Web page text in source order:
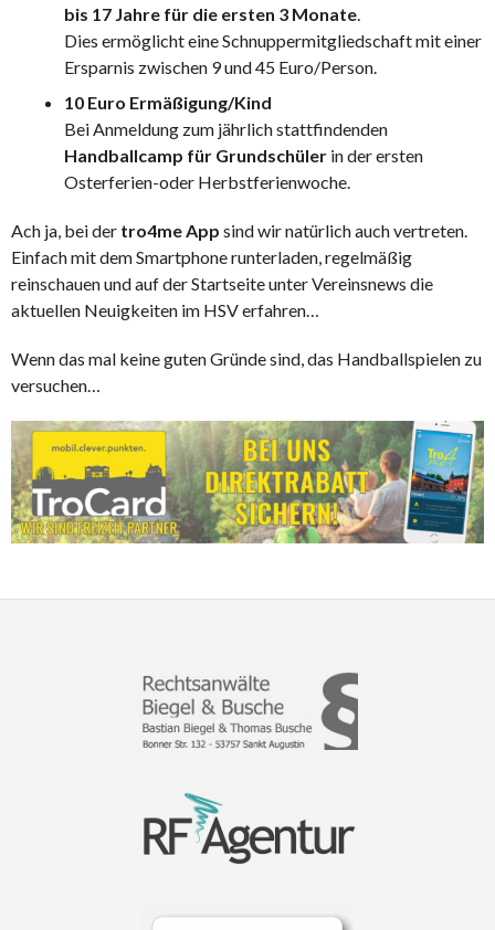
bis 17 Jahre für die ersten 3 Monate.
Dies ermöglicht eine Schnuppermitgliedschaft mit einer
Ersparnis zwischen 9 und 45 Euro/Person.
10 Euro Ermäßigung/Kind
Bei Anmeldung zum jährlich stattfindenden
Handballcamp für Grundschüler in der ersten
Osterferien-oder Herbstferienwoche.
Ach ja, bei der tro4me App sind wir natürlich auch vertreten.
Einfach mit dem Smartphone runterladen, regelmäßig
reinschauen und auf der Startseite unter Vereinsnews die
aktuellen Neuigkeiten im HSV erfahren…
Wenn das mal keine guten Gründe sind, das Handballspielen zu
versuchen…